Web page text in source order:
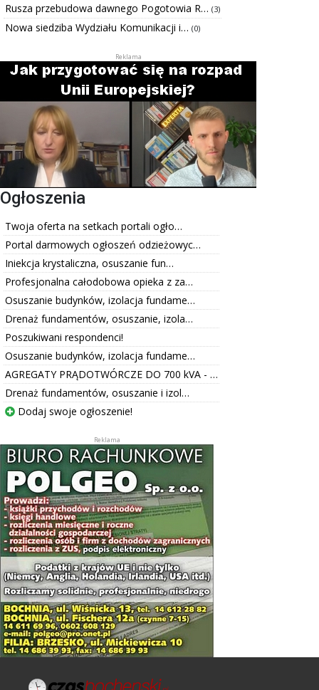
Rusza przebudowa dawnego Pogotowia R… (3)
Nowa siedziba Wydziału Komunikacji i… (0)
Ogłoszenia
Twoja oferta na setkach portali ogło…
Portal darmowych ogłoszeń odzieżowyc…
Iniekcja krystaliczna, osuszanie fun…
Profesjonalna całodobowa opieka z za…
Osuszanie budynków, izolacja fundame…
Drenaż fundamentów, osuszanie, izola…
Poszukiwani respondenci!
Osuszanie budynków, izolacja fundame…
AGREGATY PRĄDOTWÓRCZE DO 700 kVA - …
Drenaż fundamentów, osuszanie i izol…
Dodaj swoje ogłoszenie!